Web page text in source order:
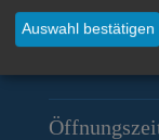
07361 9880-
Auswahl bestätigen